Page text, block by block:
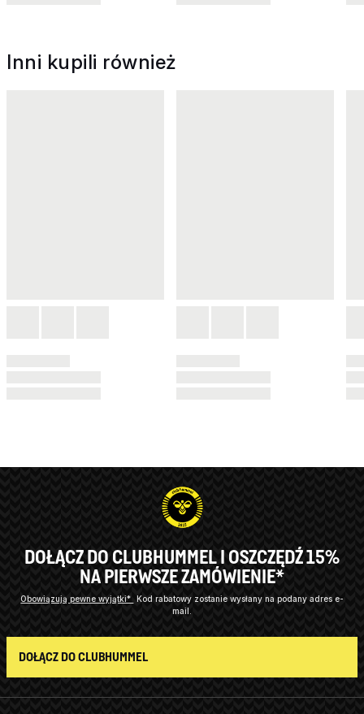
Inni kupili również
DOŁĄCZ DO CLUBHUMMEL I OSZCZĘDŹ 15%
NA PIERWSZE ZAMÓWIENIE*
Obowiązują pewne wyjątki*
Kod rabatowy zostanie wysłany na podany adres e-
mail.
DOŁĄCZ DO CLUBHUMMEL